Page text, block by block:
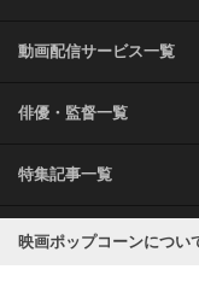
動画配信サービス一覧
俳優・監督一覧
特集記事一覧
映画ポップコーンについ